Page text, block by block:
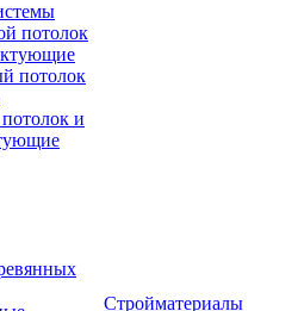
потолок
потолок
и
Стройматериалы